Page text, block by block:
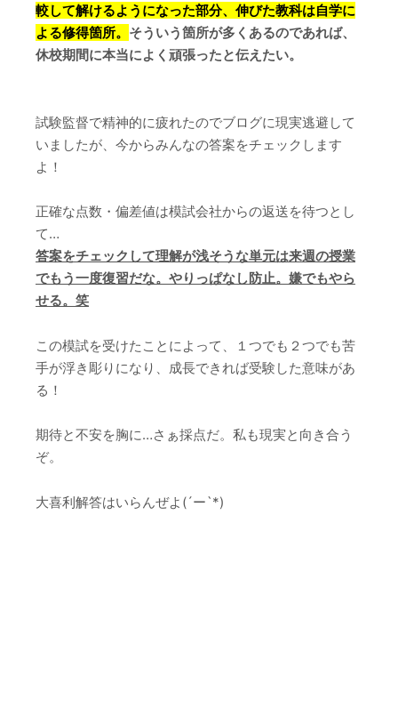
較して解けるようになった部分、伸びた教科は自学に
よる修得箇所。 そういう箇所が多くあるのであれば、
休校期間に本当によく頑張ったと伝えたい。
試験監督で精神的に疲れたのでブログに現実逃避して
いましたが、今からみんなの答案をチェックします
よ！
正確な点数・偏差値は模試会社からの返送を待つとし
て…
答案をチェックして理解が浅そうな単元は来週の授業
でもう一度復習だな。やりっぱなし防止。嫌でもやら
せる。笑
この模試を受けたことによって、１つでも２つでも苦
手が浮き彫りになり、成長できれば受験した意味があ
る！
期待と不安を胸に…さぁ採点だ。私も現実と向き合う
ぞ。
大喜利解答はいらんぜよ(´ー`*)